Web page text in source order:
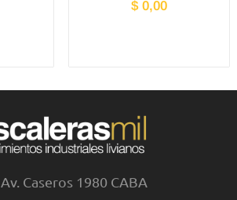
$0,00
Av. Caseros 1980 CABA